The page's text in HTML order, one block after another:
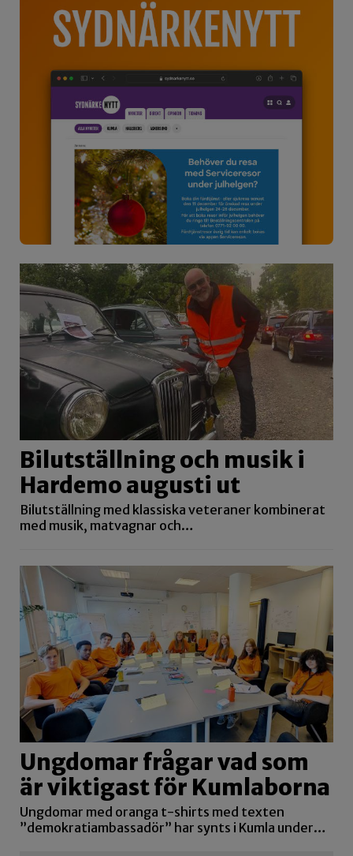
Bilutställning och musik i
Hardemo augusti ut
Bilutställning med klassiska veteraner kombinerat
med musik, matvagnar och…
Ungdomar frågar vad som
är viktigast för Kumlaborna
Ungdomar med oranga t-shirts med texten
”demokratiambassadör” har synts i Kumla under…